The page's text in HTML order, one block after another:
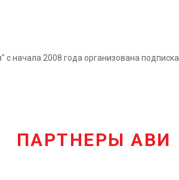
начала 2008 года организована подписка.
ПАРТНЕРЫ АВИ